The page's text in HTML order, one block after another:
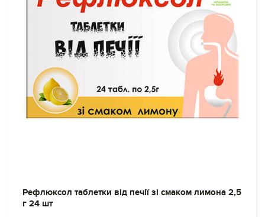
Рефлюксол таблетки від печії зі смаком лимона 2,5
г 24 шт